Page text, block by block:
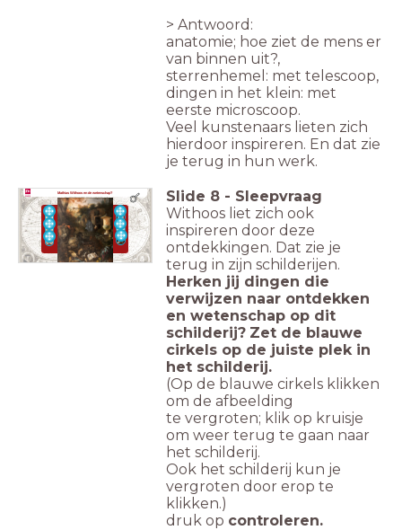
> Antwoord:
anatomie; hoe ziet de mens er
van binnen uit?,
sterrenhemel: met telescoop,
dingen in het klein: met
eerste microscoop.
Veel kunstenaars lieten zich
hierdoor inspireren. En dat zie
je terug in hun werk.
Mathias Withoos en de wetenschap? Slide 8 - Sleepvraag
Withoos liet zich ook
inspireren door deze
ontdekkingen. Dat zie je
terug in zijn schilderijen.
Herken jij dingen die
verwijzen naar ontdekken
en wetenschap op dit
schilderij? Zet de blauwe
cirkels op de juiste plek in
het schilderij.
(Op de blauwe cirkels klikken
om de afbeelding
te vergroten; klik op kruisje
om weer terug te gaan naar
het schilderij.
Ook het schilderij kun je
vergroten door erop te
klikken.)
druk op controleren.